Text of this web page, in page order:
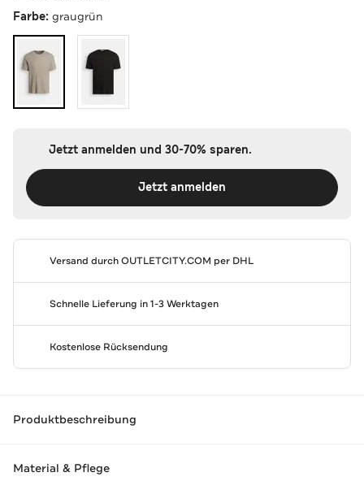
Farbe: graugrün
Jetzt anmelden und 30-70% sparen.
Jetzt anmelden
Versand durchOUTLETCITY.COM per DHL
Schnelle Lieferung in 1-3 Werktagen
Kostenlose Rücksendung
Produktbeschreibung
Material & Pflege